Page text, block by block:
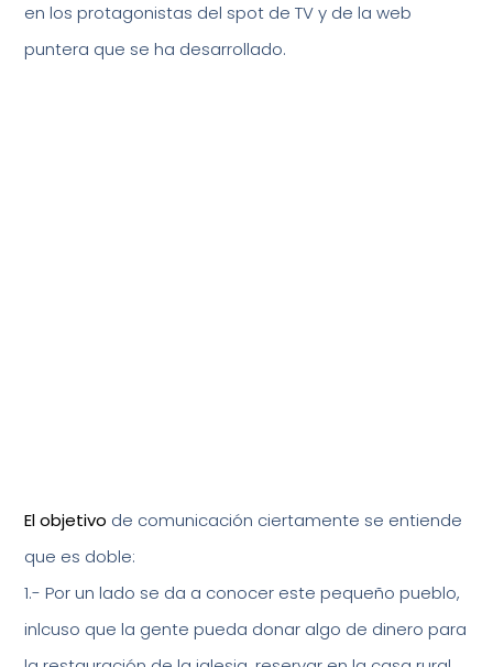
en los protagonistas del spot de TV y de la web
puntera que se ha desarrollado.
El objetivo de comunicación ciertamente se entiende
que es doble:
1.- Por un lado se da a conocer este pequeño pueblo,
inlcuso que la gente pueda donar algo de dinero para